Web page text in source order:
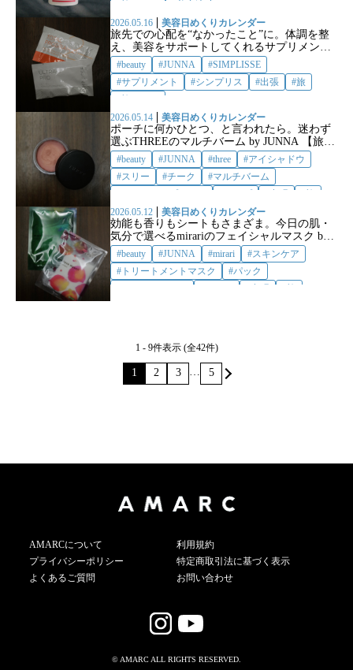
2026.05.16
美容日めくりカレンダー
旅先での心配を“なかったこと”に。体調を整
え、美容をサポートしてくれるサプリメント
by JUNNA 【旅の必需品】
beauty JUNNA
SIMPLISSE
サプリメント
シンプリス 出張
旅
2026.05.14
美容日めくりカレンダー
ポーチに何かひとつ、と言われたら。迷わず
選ぶTHREEのマルチバーム by JUNNA 【旅の
必需品】
beauty JUNNA three
アイシャドウ
スリー
チーク
マルチバーム
旅コスメ
2026.05.12 美容日めくりカレンダー
効能も香りもシートもさまざま。今日の肌・
気分で選べるmirariのフェイシャルマスク by
JUNNA 【旅の必需品】
beauty JUNNA mirari
スキンケア
トリートメントマスク
パック
1 - 9件表示 (全42件)
1 2 3 … 5
AMARCについて
利用規約
プライバシーポリシー
特定商取引法に基づく表示
よくあるご質問
お問い合わせ
© AMARC ALL RIGHTS RESERVED.